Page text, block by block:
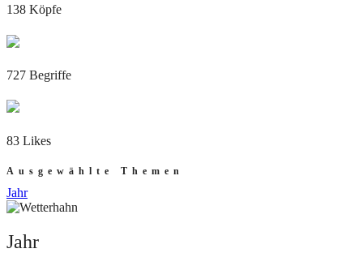
138 Köpfe
727 Begriffe
83 Likes
Ausgewählte Themen
Jahr
Jahr